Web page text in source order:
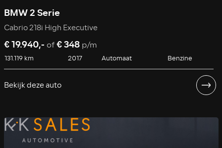
BMW 2 Serie
Cabrio 218i High Executive
€ 19.940,- of€ 348 p/m
131.119 km 2017 Automaat Benzine
Bekijk deze auto